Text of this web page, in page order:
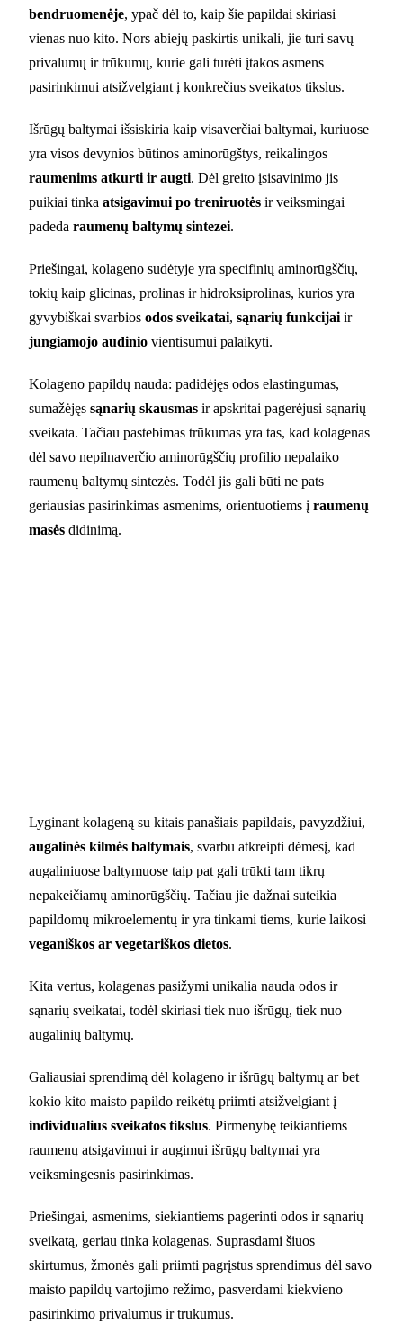
bendruomenėje, ypač dėl to, kaip šie papildai skiriasi
vienas nuo kito. Nors abiejų paskirtis unikali, jie turi savų
privalumų ir trūkumų, kurie gali turėti įtakos asmens
pasirinkimui atsižvelgiant į konkrečius sveikatos tikslus.
Išrūgų baltymai išsiskiria kaip visaverčiai baltymai, kuriuose
yra visos devynios būtinos aminorūgštys, reikalingos
raumenims atkurti ir augti. Dėl greito įsisavinimo jis
puikiai tinka atsigavimui po treniruotės ir veiksmingai
padeda raumenų baltymų sintezei.
Priešingai, kolageno sudėtyje yra specifinių aminorūgščių,
tokių kaip glicinas, prolinas ir hidroksiprolinas, kurios yra
gyvybiškai svarbios odos sveikatai, sąnarių funkcijaiir
jungiamojo audinio vientisumui palaikyti.
Kolageno papildų nauda: padidėjęs odos elastingumas,
sumažėjęs sąnarių skausmas ir apskritai pagerėjusi sąnarių
sveikata. Tačiau pastebimas trūkumas yra tas, kad kolagenas
dėl savo nepilnaverčio aminorūgščių profilio nepalaiko
raumenų baltymų sintezės. Todėl jis gali būti ne pats
geriausias pasirinkimas asmenims, orientuotiems į raumenų
masės didinimą.
Lyginant kolageną su kitais panašiais papildais, pavyzdžiui,
augalinės kilmės baltymais, svarbu atkreipti dėmesį, kad
augaliniuose baltymuose taip pat gali trūkti tam tikrų
nepakeičiamų aminorūgščių. Tačiau jie dažnai suteikia
papildomų mikroelementų ir yra tinkami tiems, kurie laikosi
veganiškos ar vegetariškos dietos.
Kita vertus, kolagenas pasižymi unikalia nauda odos ir
sąnarių sveikatai, todėl skiriasi tiek nuo išrūgų, tiek nuo
augalinių baltymų.
Galiausiai sprendimą dėl kolageno ir išrūgų baltymų ar bet
kokio kito maisto papildo reikėtų priimti atsižvelgiant į
individualius sveikatos tikslus. Pirmenybę teikiantiems
raumenų atsigavimui ir augimui išrūgų baltymai yra
veiksmingesnis pasirinkimas.
Priešingai, asmenims, siekiantiems pagerinti odos ir sąnarių
sveikatą, geriau tinka kolagenas. Suprasdami šiuos
skirtumus, žmonės gali priimti pagrįstus sprendimus dėl savo
maisto papildų vartojimo režimo, pasverdami kiekvieno
pasirinkimo privalumus ir trūkumus.